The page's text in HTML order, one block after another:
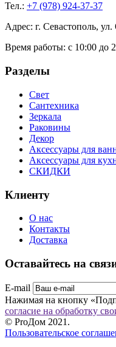
Тел.: +7 (978) 924-37-37
Адрес: г. Севастополь,
Время работы: с 10:00 до
Разделы
Свет
Сантехника
Зеркала
Раковины
Декор
Аксессуары для
Аксессуары для
СКИДКИ
Клиенту
О нас
Контакты
Доставка
Оставайтесь на
E-mail
Нажимая на кнопку
согласие на обработку
© ProДом 2021.
Пользовательское